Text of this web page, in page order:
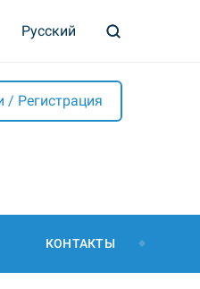
Русский
/ Регистрация
КОНТАКТЫ